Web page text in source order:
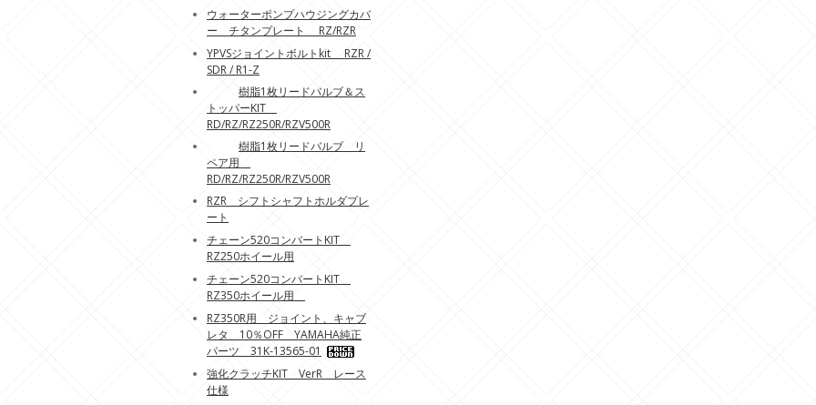
ウォーターポンプハウジングカバ
ー チタンプレート RZ/RZR
YPVSジョイントボルトkit RZR /
SDR / R1-Z
樹脂1枚リードバルブ＆ス
トッパーKIT
RD/RZ/RZ250R/RZV500R
樹脂1枚リードバルブ リ
ペア用
RD/RZ/RZ250R/RZV500R
RZR シフトシャフトホルダプレ
ート
チェーン520コンバートKIT
RZ250ホイール用
チェーン520コンバートKIT
RZ350ホイール用
RZ350R用 ジョイント、キャブ
レタ 10％OFF YAMAHA純正
パーツ 31K-13565-01
強化クラッチKIT VerR レース
仕様